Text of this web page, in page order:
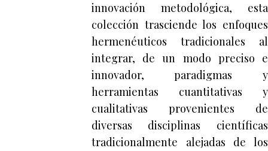
innovación metodológica, esta
colección trasciende los enfoques
hermenéuticos tradicionales al
integrar, de un modo preciso e
innovador, paradigmas y
herramientas cuantitativas y
cualitativas provenientes de
diversas disciplinas científicas
tradicionalmente alejadas de los